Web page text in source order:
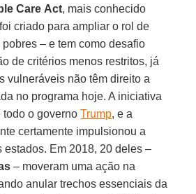
Care Act, mais conhecido
criado para ampliar o rol de
– e tem como desafio
de critérios menos restritos, já
vulneráveis não têm direito a
no programa hoje. A iniciativa
todo o governoTrump, e a
certamente impulsionou a
estados. Em 2018, 20 deles –
– moveram uma ação na
anular trechos essenciais da